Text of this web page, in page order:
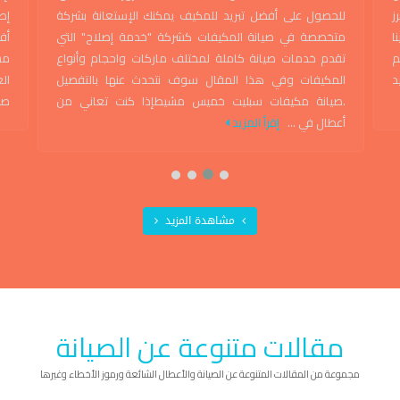
للحصول على أفضل تبريد للمكيف يمكنك الإستعانة بشركة
متخصصة في صيانة المكيفات كشركة "خدمة إصلاح" التي
تقدم خدمات صيانة كاملة لمختلف ماركات واحجام وأنواع
المكيفات وفي هذا المقال سوف نتحدث عنها بالتفصيل
.صيانة مكيفات سبليت خميس مشيطإذا كنت تعاني من
أعطال في ... إقرأ المزيد
مشاهدة المزيد
مقالات متنوعة عن الصيانة
مجموعة من المقالات المتنوعة عن الصيانة والأعطال الشائعة ورموز الأخطاء وغيرها